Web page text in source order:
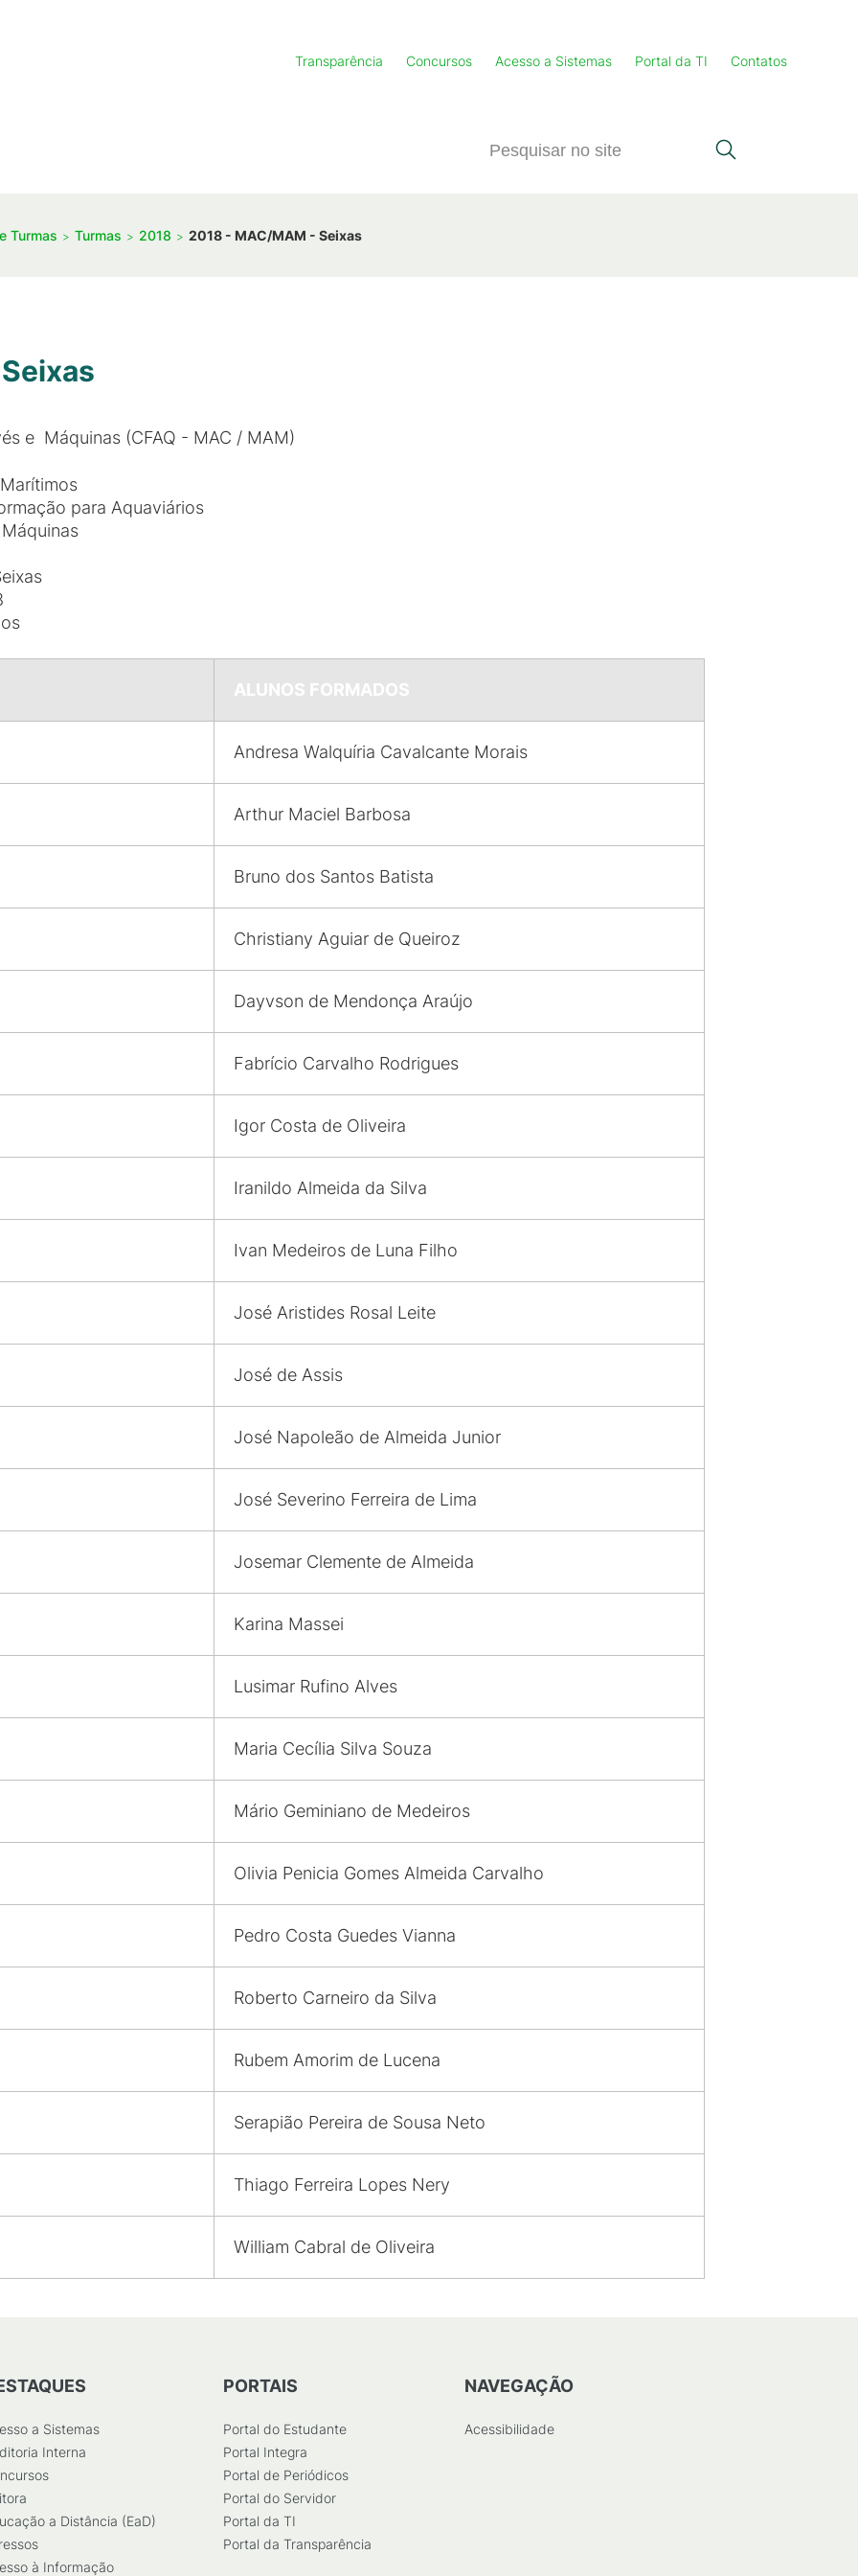
Transparência Concursos Acesso a Sistemas Portal da TI Contatos
Turmas Turmas 2018 2018 - MAC/MAM - Seixas
e Máquinas (CFAQ - MAC / MAM)
para Aquaviários
ALUNOS FORMADOS
Andresa Walquíria Cavalcante Morais
Arthur Maciel Barbosa
Bruno dos Santos Batista
Christiany Aguiar de Queiroz
Dayvson de Mendonça Araújo
Fabrício Carvalho Rodrigues
Igor Costa de Oliveira
Iranildo Almeida da Silva
Ivan Medeiros de Luna Filho
José Aristides Rosal Leite
José de Assis
José Napoleão de Almeida Junior
José Severino Ferreira de Lima
Josemar Clemente de Almeida
Karina Massei
Lusimar Rufino Alves
Maria Cecília Silva Souza
Mário Geminiano de Medeiros
Olivia Penicia Gomes Almeida Carvalho
Pedro Costa Guedes Vianna
Roberto Carneiro da Silva
Rubem Amorim de Lucena
Serapião Pereira de Sousa Neto
Thiago Ferreira Lopes Nery
William Cabral de Oliveira
a Sistemas
Interna
a Distância (EaD)
à Informação
PORTAIS
Portal do Estudante
Portal Integra
Portal de Periódicos
Portal do Servidor
Portal da TI
Portal da Transparência
NAVEGAÇÃO
Acessibilidade